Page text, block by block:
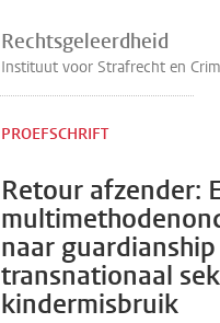
Rechtsgeleerdheid
Instituut voor Strafrecht en
Retour afzender:
naar
transnationaal
kindermisbruik
PROEFSCHRIFT